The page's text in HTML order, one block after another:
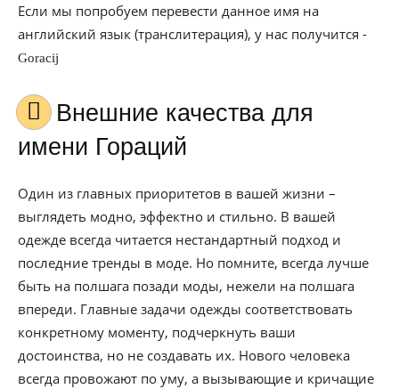
Если мы попробуем перевести данное имя на
английский язык (транслитерация), у нас получится -
Goracij
Внешние качества для
имени Гораций
Один из главных приоритетов в вашей жизни –
выглядеть модно, эффектно и стильно. В вашей
одежде всегда читается нестандартный подход и
последние тренды в моде. Но помните, всегда лучше
быть на полшага позади моды, нежели на полшага
впереди. Главные задачи одежды соответствовать
конкретному моменту, подчеркнуть ваши
достоинства, но не создавать их. Нового человека
всегда провожают по уму, а вызывающие и кричащие